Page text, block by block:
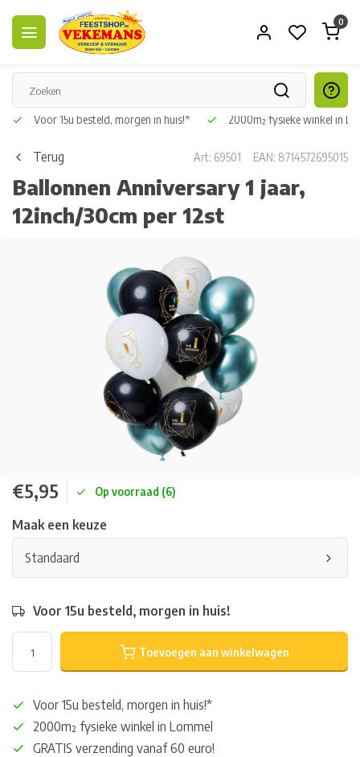
0
Voor 15u besteld, morgen in huis!* 2000m² fysieke winkel in
Terug Art: 69501 EAN: 8714572695015
Ballonnen Anniversary 1 jaar,
12inch/30cm per 12st
€5,95 Op voorraad (6)
Maak een keuze
Standaard
Voor 15u besteld, morgen in huis!
Toevoegen aan winkelwagen
Voor 15u besteld, morgen in huis!*
2000m² fysieke winkel in Lommel
GRATIS verzending vanaf 60 euro!